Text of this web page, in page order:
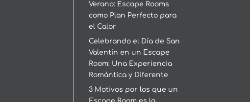
Verano: Escape Rooms
como Plan Perfecto para
el Calor
Celebrando el Día de San
Valentín en un Escape
Room: Una Experiencia
Romántica y Diferente
3 Motivos por los que un